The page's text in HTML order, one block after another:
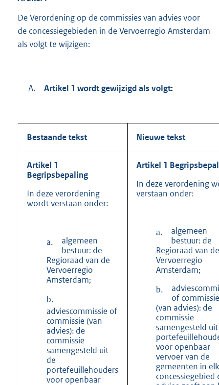
De Verordening op de commissies van advies voor
de concessiegebieden in de Vervoerregio Amsterdam
als volgt te wijzigen:
A. Artikel 1 wordt gewijzigd als volgt:
Bestaande tekst Nieuwe tekst
Artikel 1
Begripsbepaling
In deze verordening
wordt verstaan onder:
a.
algemeen
bestuur: de
Regioraad van de
Vervoerregio
Amsterdam;
b.
adviescommissie of
commissie (van
advies): de
commissie
samengesteld uit
de
portefeuillehouders
voor openbaar
Artikel 1
In deze verordening
verstaan onder:
a.
algemeen
bestuur: de
Regioraad van de
Vervoerregio
Amsterdam;
b.
of commissie
(van advies): de
commissie
samengesteld
voor openbaar
vervoer van de
gemeenten in elk
concessiegebied